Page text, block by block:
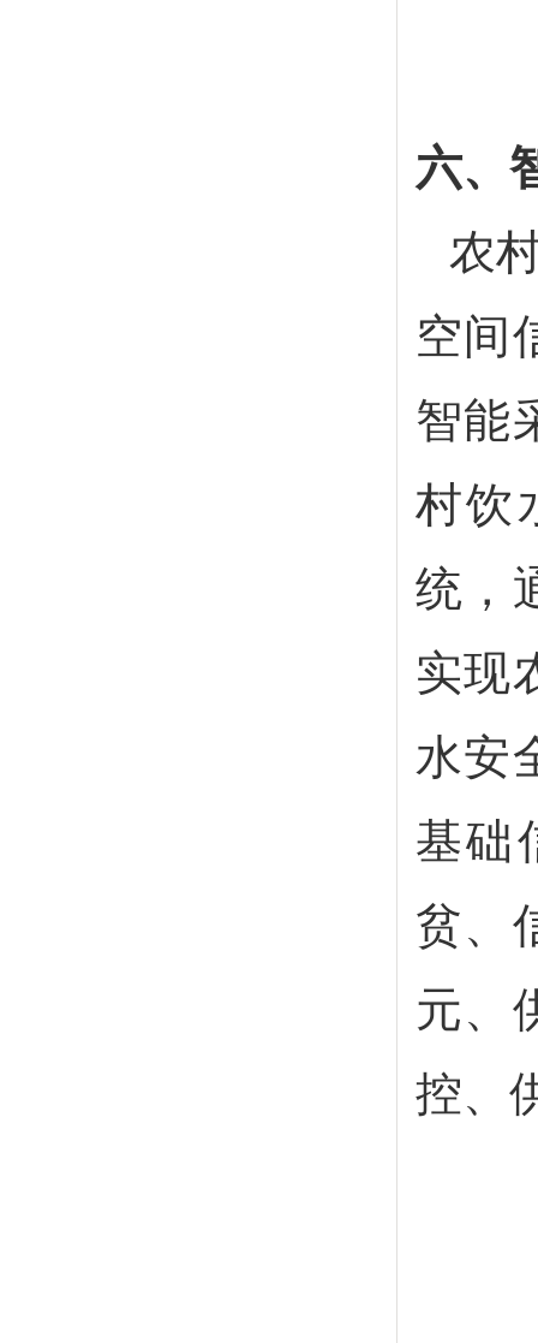
六、
农
空间
智能
村饮
统，
实现
水安
基础
贫、
元、
控、